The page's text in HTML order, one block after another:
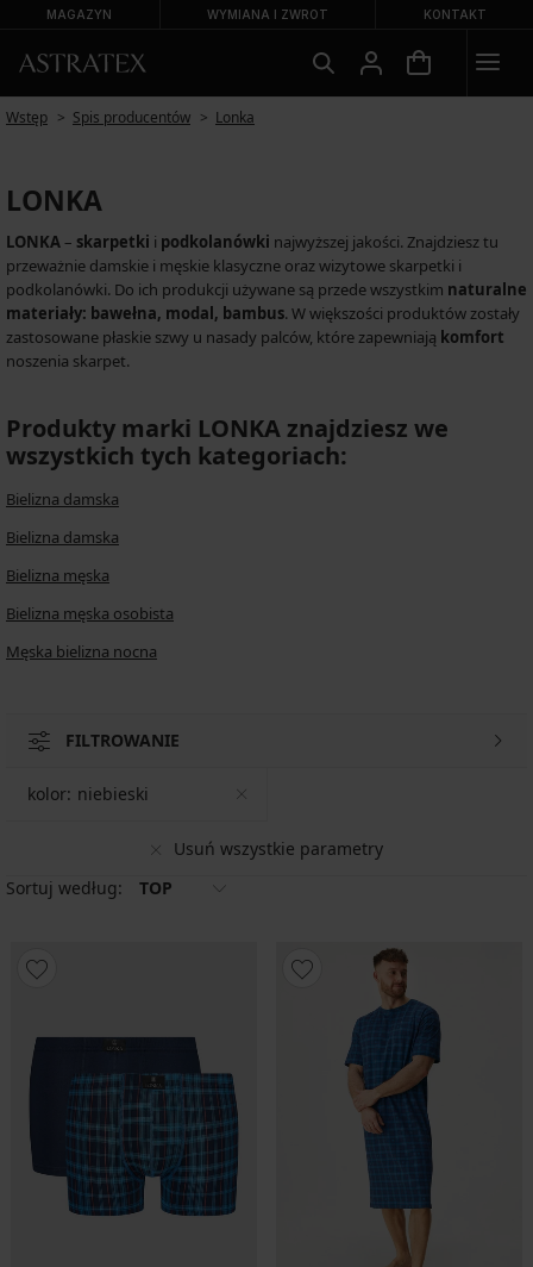
MAGAZYN WYMIANA I ZWROT KONTAKT
Wstęp Spis producentów Lonka
LONKA
LONKA– skarpetki i podkolanówki najwyższej jakości. Znajdziesz tu
przeważnie damskie i męskie klasyczne oraz wizytowe skarpetki i
podkolanówki. Do ich produkcji używane są przede wszystkim naturalne
materiały: bawełna, modal, bambus. W większości produktów zostały
zastosowane płaskie szwy u nasady palców, które zapewniają komfort
noszenia skarpet.
Produkty marki LONKA znajdziesz we
wszystkich tych kategoriach:
Bielizna damska
Bielizna damska
Bielizna męska
Bielizna męska osobista
Męska bielizna nocna
FILTROWANIE
Usuń wszystkie parametry
kolor: niebieski
Sortuj według: TOP